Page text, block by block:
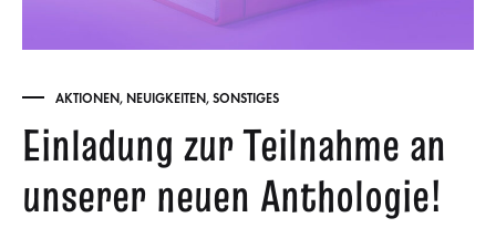
AKTIONEN, NEUIGKEITEN, SONSTIGES
Einladung zur Teilnahme an
unserer neuen Anthologie!